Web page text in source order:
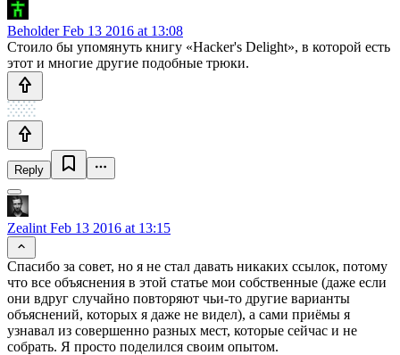
BeholderFeb 13 2016 at 13:08
Стоило бы упомянуть книгу «Hacker's Delight», в которой есть
этот и многие другие подобные трюки.
Reply
Zealint Feb 13 2016 at 13:15
Спасибо за совет, но я не стал давать никаких ссылок, потому
что все объяснения в этой статье мои собственные (даже если
они вдруг случайно повторяют чьи-то другие варианты
объяснений, которых я даже не видел), а сами приёмы я
узнавал из совершенно разных мест, которые сейчас и не
собрать. Я просто поделился своим опытом.